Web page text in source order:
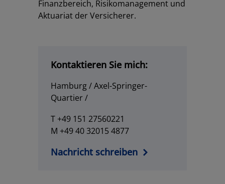
Finanzbereich, Risikomanagement und
Aktuariat der Versicherer.
Kontaktieren Sie mich:
Hamburg / Axel-Springer-
Quartier /
T +49 151 27560221
M +49 40 32015 4877
Nachricht schreiben